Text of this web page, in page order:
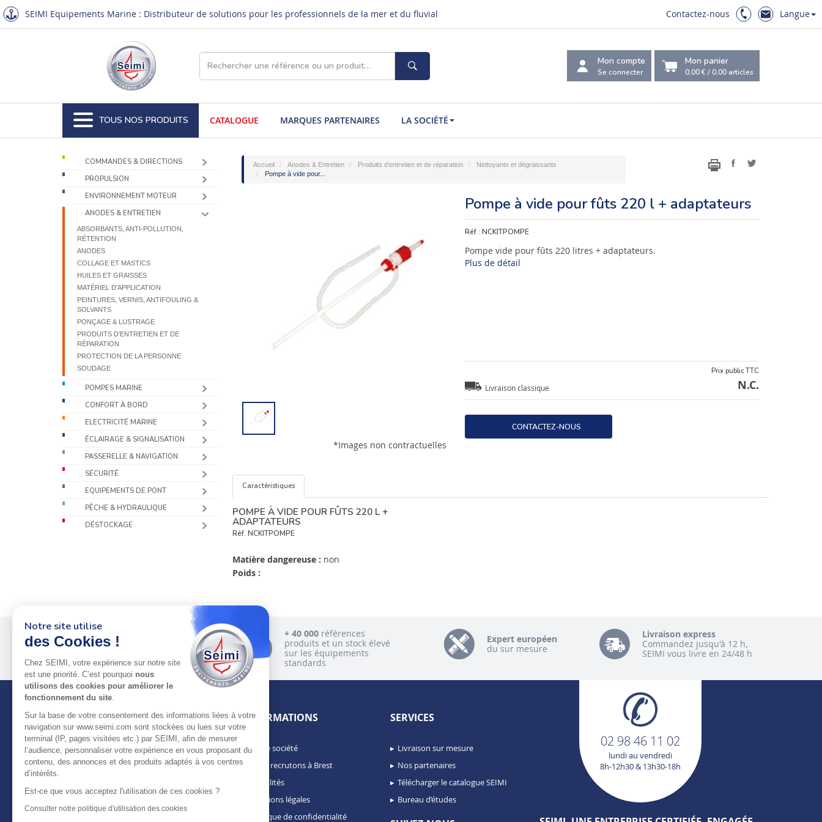
SEIMI Equipements Marine : Distributeur de solutions pour les professionnels de la mer et du fluvial Contactez-nous Langue
Mon compte
Se connecter
Mon panier
0,00 €/0,00 articles
TOUS NOS PRODUITS CATALOGUE MARQUES PARTENAIRES LA SOCIÉTÉ
COMMANDES & DIRECTIONS
PROPULSION
ENVIRONNEMENT MOTEUR
ANODES & ENTRETIEN
ABSORBANTS, ANTI-POLLUTION,
RÉTENTION
ANODES
COLLAGE ET MASTICS
HUILES ET GRAISSES
MATÉRIEL D'APPLICATION
PEINTURES, VERNIS, ANTIFOULING &
SOLVANTS
PONÇAGE & LUSTRAGE
PRODUITS D’ENTRETIEN ET DE
RÉPARATION
PROTECTION DE LA PERSONNE
SOUDAGE
POMPES MARINE
CONFORT À BORD
ELECTRICITÉ MARINE
ÉCLAIRAGE & SIGNALISATION
PASSERELLE & NAVIGATION
SÉCURITÉ
EQUIPEMENTS DE PONT
PÊCHE & HYDRAULIQUE
DÉSTOCKAGE
Accueil Anodes & Entretien Produits d’entretien et de réparation
Nettoyants et dégraissants
Pompe à vide pour...
*Images non contractuelles
Pompe à vide pour fûts 220 l + adaptateurs
Réf :NCKITPOMPE
Pompe vide pour fûts 220 litres + adaptateurs.
Plus de détail
Livraison classique
Prix public TTC
N.C.
CONTACTEZ-NOUS
Caractéristiques
POMPE À VIDE POUR FÛTS 220 L +
ADAPTATEURS
Réf. NCKITPOMPE
Matière dangereuse : non
Poids :
Plus de 50 ans
au service
des pros
+ 40 000 références
produits et un stock élevé
sur les équipements
standards
Expert européen
du sur mesure
Livraison express
Commandez jusqu'à 12 h,
SEIMI vous livre en 24/48 h
À PROPOS DE SEIMI
Depuis plus de 50 ans, nous apportons des
chantiers de construction navale, de refit,
spécialisés, armateurs et entreprises de
INFORMATIONS
Notre société
Nous recrutons à Brest
Actualités
Mentions légales
Politique de confidentialité
SERVICES
Livraison sur mesure
Nos partenaires
Télécharger le catalogue SEIMI
Bureau d’études
02 98 46 11 02
lundi au vendredi
8h-12h30 & 13h30-18h
Notre site utilise
des Cookies !
Chez SEIMI, votre expérience sur notre site
est une priorité. C’est pourquoi nous
utilisons des cookies pour améliorer le
fonctionnement du site.
Sur la base de votre consentement des informations liées à votre
navigation sur www.seimi.com sont stockées ou lues sur votre
terminal (IP, pages visitées etc.) par SEIMI, afin de mesurer
l’audience, personnaliser votre expérience en vous proposant du
contenu, des annonces et des produits adaptés à vos centres
d’intérêts.
Est-ce que vous acceptez l'utilisation de ces cookies ?
Consulter notre politique d'utilisation des cookies